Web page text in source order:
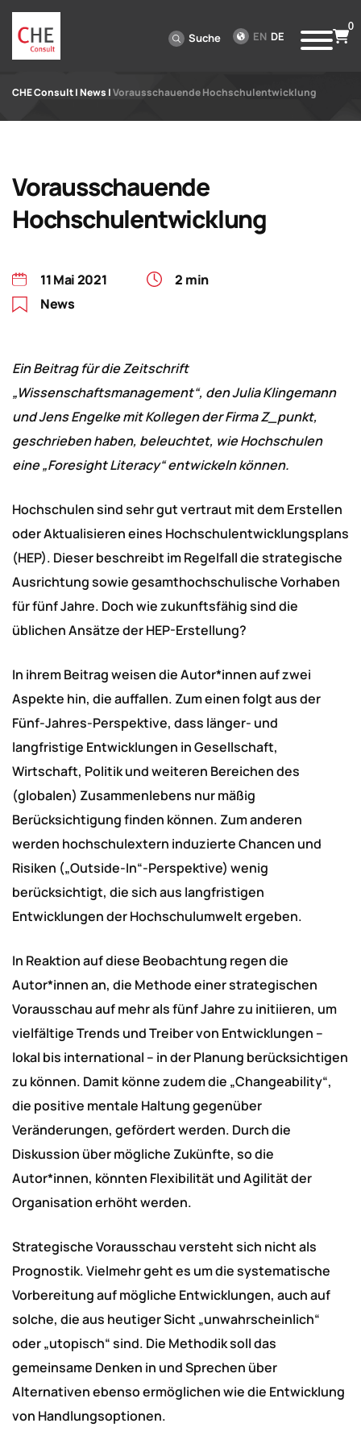
Suche EN DE
0
CHE Consult|News |Vorausschauende Hochschulentwicklung
Vorausschauende
Hochschulentwicklung
11 Mai 2021
2 min
News
Ein Beitrag für die Zeitschrift
„Wissenschaftsmanagement“, den Julia Klingemann
und Jens Engelke mit Kollegen der Firma Z_punkt,
geschrieben haben, beleuchtet, wie Hochschulen
eine „Foresight Literacy“ entwickeln können.
Hochschulen sind sehr gut vertraut mit dem Erstellen
oder Aktualisieren eines Hochschulentwicklungsplans
(HEP). Dieser beschreibt im Regelfall die strategische
Ausrichtung sowie gesamthochschulische Vorhaben
für fünf Jahre. Doch wie zukunftsfähig sind die
üblichen Ansätze der HEP-Erstellung?
In ihrem Beitrag weisen die Autor*innen auf zwei
Aspekte hin, die auffallen. Zum einen folgt aus der
Fünf-Jahres-Perspektive, dass länger- und
langfristige Entwicklungen in Gesellschaft,
Wirtschaft, Politik und weiteren Bereichen des
(globalen) Zusammenlebens nur mäßig
Berücksichtigung finden können. Zum anderen
werden hochschulextern induzierte Chancen und
Risiken („Outside-In“-Perspektive) wenig
berücksichtigt, die sich aus langfristigen
Entwicklungen der Hochschulumwelt ergeben.
In Reaktion auf diese Beobachtung regen die
Autor*innen an, die Methode einer strategischen
Vorausschau auf mehr als fünf Jahre zu initiieren, um
vielfältige Trends und Treiber von Entwicklungen –
lokal bis international – in der Planung berücksichtigen
zu können. Damit könne zudem die „Changeability“,
die positive mentale Haltung gegenüber
Veränderungen, gefördert werden. Durch die
Diskussion über mögliche Zukünfte, so die
Autor*innen, könnten Flexibilität und Agilität der
Organisation erhöht werden.
Strategische Vorausschau versteht sich nicht als
Prognostik. Vielmehr geht es um die systematische
Vorbereitung auf mögliche Entwicklungen, auch auf
solche, die aus heutiger Sicht „unwahrscheinlich“
oder „utopisch“ sind. Die Methodik soll das
gemeinsame Denken in und Sprechen über
Alternativen ebenso ermöglichen wie die Entwicklung
von Handlungsoptionen.